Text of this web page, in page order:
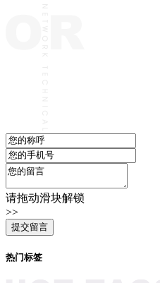
请拖动滑块解锁
>>
热门标签